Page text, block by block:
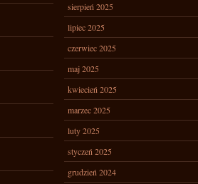
sierpień 2025
lipiec 2025
czerwiec 2025
maj 2025
kwiecień 2025
marzec 2025
luty 2025
styczeń 2025
grudzień 2024